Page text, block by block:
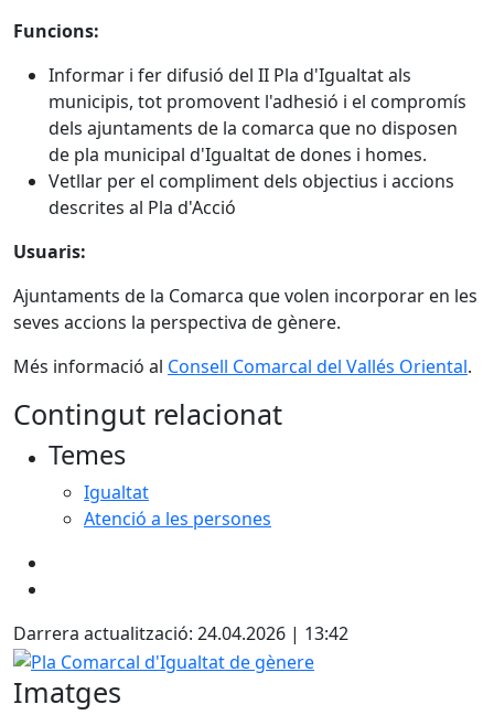
Funcions:
Informar i fer difusió del II Pla d'Igualtat als
municipis, tot promovent l'adhesió i el compromís
dels ajuntaments de la comarca que no disposen
de pla municipal d'Igualtat de dones i homes.
Vetllar per el compliment dels objectius i accions
descrites al Pla d'Acció
Usuaris:
Ajuntaments de la Comarca que volen incorporar en les
seves accions la perspectiva de gènere.
Més informació al Consell Comarcal del Vallés Oriental.
Contingut relacionat
Temes
Igualtat
Atenció a les persones
Darrera actualització: 24.04.2026 | 13:42
Pla Comarcal d'Igualtat de gènere
Imatges